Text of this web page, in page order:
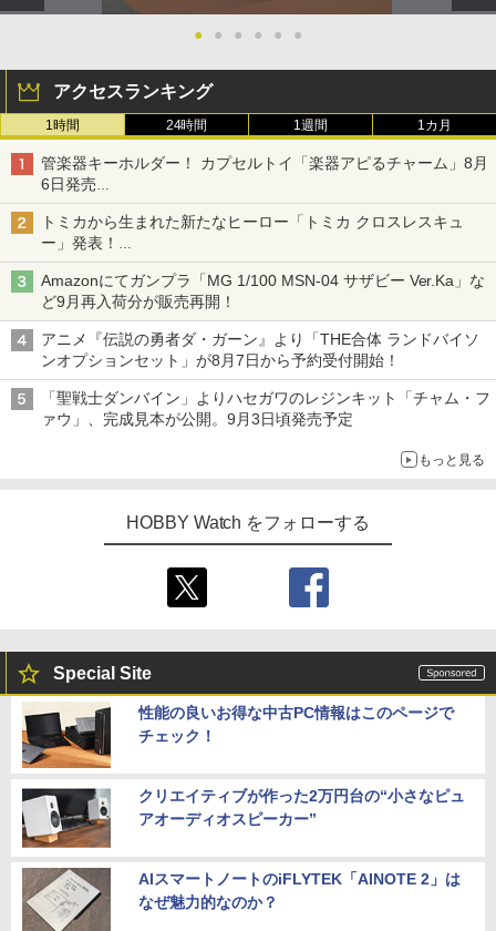
● ● ● ● ● ●
アクセスランキング
1時間 24時間 1週間 1カ月
管楽器キーホルダー！ カプセルトイ「楽器アピるチャーム」8月
6日発売
チューバ、テナサクなど5種各3色
トミカから生まれた新たなヒーロー「トミカ クロスレスキュ
ー」発表！
詳細は後日公開予定
Amazonにてガンプラ「MG 1/100 MSN-04 サザビー Ver.Ka」な
ど9月再入荷分が販売再開！
アニメ『伝説の勇者ダ・ガーン』より「THE合体 ランドバイソ
ンオプションセット」が8月7日から予約受付開始！
「聖戦士ダンバイン」よりハセガワのレジンキット「チャム・フ
ァウ」、完成見本が公開。9月3日頃発売予定
もっと見る
HOBBY Watch をフォローする
Special Site
性能の良いお得な中古PC情報はこのページで
チェック！
クリエイティブが作った2万円台の“小さなピュ
アオーディオスピーカー”
AIスマートノートのiFLYTEK「AINOTE 2」は
なぜ魅力的なのか？